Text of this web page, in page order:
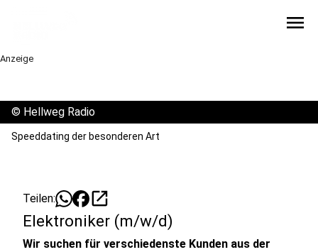
menu
Anzeige
© Hellweg Radio
Speeddating der besonderen Art
Teilen: open_in_new
Elektroniker (m/w/d)
Wir suchen für verschiedenste Kunden aus der